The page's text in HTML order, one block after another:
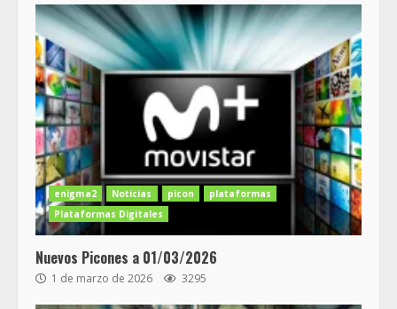
enigma2 Noticias picon
plataformas
Plataformas Digitales
Nuevos Picones a 01/03/2026
1 de marzo de 2026 3295